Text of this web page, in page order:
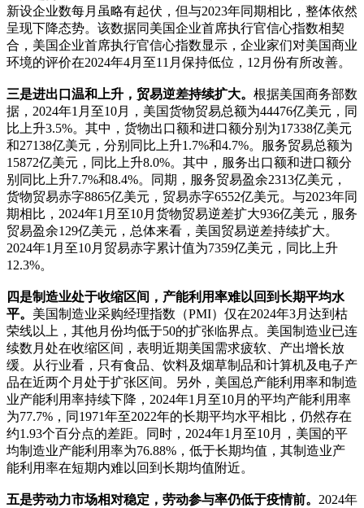
新设企业数每月虽略有起伏，但与2023年同期相比，整体依然
呈现下降态势。该数据同美国企业首席执行官信心指数相契
合，美国企业首席执行官信心指数显示，企业家们对美国商业
环境的评价在2024年4月至11月保持低位，12月份有所改善。
三是进出口温和上升，贸易逆差持续扩大。 根据美国商务部数
据，2024年1月至10月，美国货物贸易总额为44476亿美元，同
比上升3.5%。其中，货物出口额和进口额分别为17338亿美元
和27138亿美元，分别同比上升1.7%和4.7%。服务贸易总额为
15872亿美元，同比上升8.0%。其中，服务出口额和进口额分
别同比上升7.7%和8.4%。同期，服务贸易盈余2313亿美元，
货物贸易赤字8865亿美元，贸易赤字6552亿美元。与2023年同
期相比，2024年1月至10月货物贸易逆差扩大936亿美元，服务
贸易盈余129亿美元，总体来看，美国贸易逆差持续扩大。
2024年1月至10月贸易赤字累计值为7359亿美元，同比上升
12.3%。
四是制造业处于收缩区间，产能利用率难以回到长期平均水
平。 美国制造业采购经理指数（PMI）仅在2024年3月达到枯
荣线以上，其他月份均低于50的扩张临界点。美国制造业已连
续数月处在收缩区间，表明近期美国需求疲软、产出增长放
缓。从行业看，只有食品、饮料及烟草制品和计算机及电子产
品在近两个月处于扩张区间。另外，美国总产能利用率和制造
业产能利用率持续下降，2024年1月至10月的平均产能利用率
为77.7%，同1971年至2022年的长期平均水平相比，仍然存在
约1.93个百分点的差距。同时，2024年1月至10月，美国的平
均制造业产能利用率为76.88%，低于长期均值，其制造业产
能利用率在短期内难以回到长期均值附近。
五是劳动力市场相对稳定，劳动参与率仍低于疫情前。 2024年